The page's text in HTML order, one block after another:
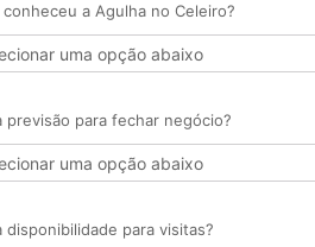
conheceu a Agulha no Celeiro?
previsão para fechar negócio?
disponibilidade para visitas?